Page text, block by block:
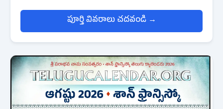
and the Sukla Paksha Ekadasi Tithi on August 23, 2026
up to 18:48 (24hrs format).
పూర్తి వివరాలు చదవండి →